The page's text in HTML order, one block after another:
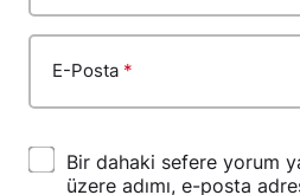
E-Posta *
Bir dahaki sefere yorum
üzere adımı, e-posta